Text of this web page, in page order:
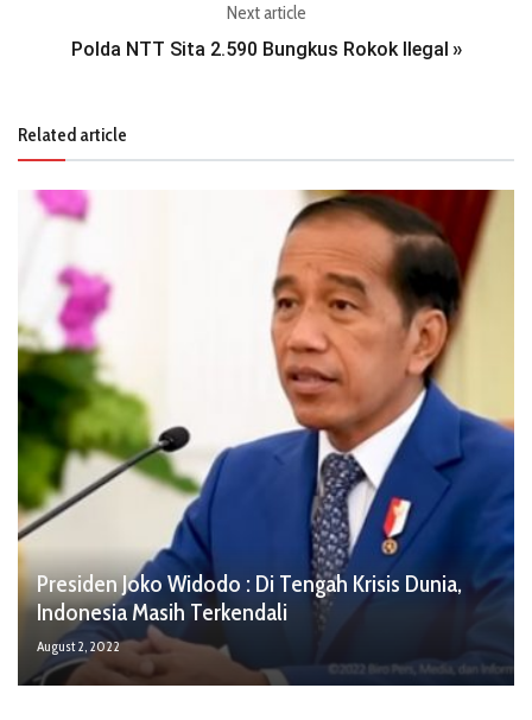
Next article
Polda NTT Sita 2.590 Bungkus Rokok Ilegal »
Related article
Presiden Joko Widodo : Di Tengah Krisis Dunia,
Indonesia Masih Terkendali
August 2, 2022